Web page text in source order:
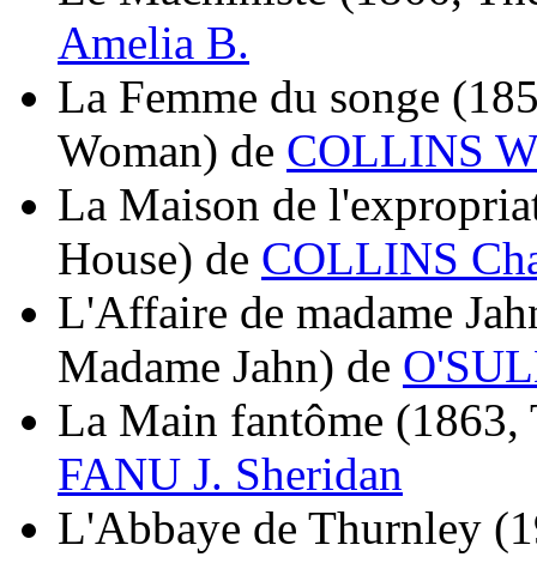
Amelia B.
La Femme du songe
Woman) de COLLINS
La Maison de
House) de COLLINS
L'Affaire de madame
Madame Jahn) de
La Main fantôme (1863,
FANU J. Sheridan
L'Abbaye de Thurnley